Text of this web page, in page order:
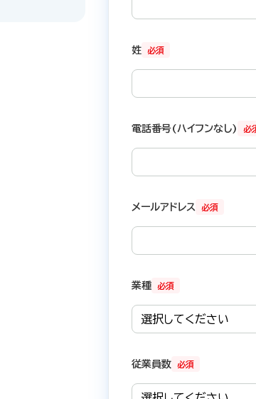
必須
姓
必
電話番号(ハイフンなし)
必須
メールアドレス
必須
業種
必須
従業員数